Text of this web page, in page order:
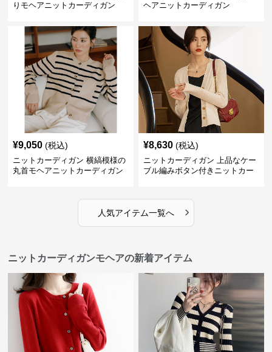
りモヘアニットカーディガン
ヘアニットカーディガン
¥9,050 (税込)
ニットカーディガン 横縞模様の
丸首モヘアニットカーディガン
¥8,630 (税込)
ニットカーディガン 上品なケー
ブル編みボタン付きニットカー
人気アイテム一覧へ ›
ニットカーディガンモヘアの新着アイテム